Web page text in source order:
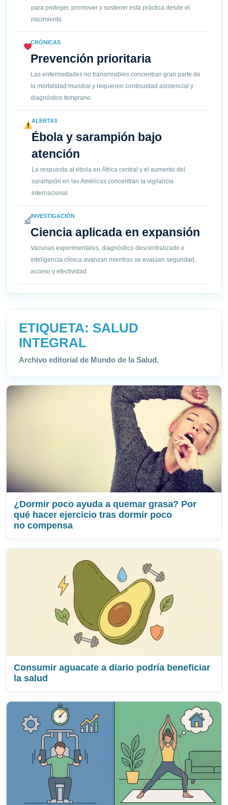
para proteger, promover y sostener esta práctica desde el
nacimiento.
CRÓNICAS
Prevención prioritaria
Las enfermedades no transmisibles concentran gran parte de
la mortalidad mundial y requieren continuidad asistencial y
diagnóstico temprano.
ALERTAS
Ébola y sarampión bajo
atención
La respuesta al ébola en África central y el aumento del
sarampión en las Américas concentran la vigilancia
internacional.
INVESTIGACIÓN
Ciencia aplicada en expansión
Vacunas experimentales, diagnóstico descentralizado e
inteligencia clínica avanzan mientras se evalúan seguridad,
acceso y efectividad.
ETIQUETA: SALUD
INTEGRAL
Archivo editorial de Mundo de la Salud.
¿Dormir poco ayuda a quemar grasa? Por
qué hacer ejercicio tras dormir poco
no compensa
Consumir aguacate a diario podría beneficiar
la salud